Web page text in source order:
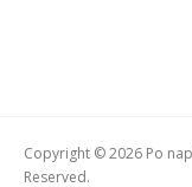
Copyright © 2026 Po
Reserved.